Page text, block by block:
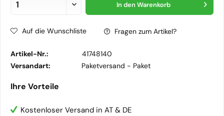
In den Warenkorb
Auf die Wunschliste Fragen zum Artikel?
Artikel-Nr.:
41748140
Versandart:
Paketversand - Paket
Ihre Vorteile
Kostenloser Versand in AT & DE